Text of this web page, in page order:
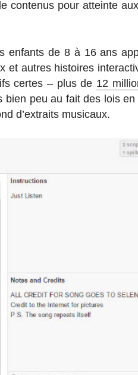
conte­nus pour at­teinte
enfants de 8 à 16 ans
et autres his­toires
certes – plus de 12
peu au fait des lois
d’ex­traits mu­si­caux.